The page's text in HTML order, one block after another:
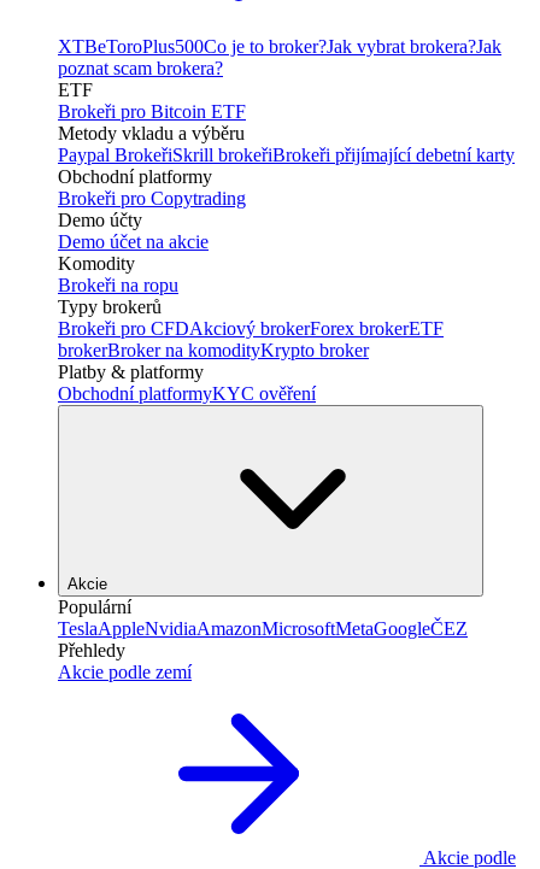
XTBeToroPlus500Co je to broker?Jak vybrat brokera?Jak
poznat scam brokera?
ETF
Brokeři pro Bitcoin ETF
Metody vkladu a výběru
Paypal BrokeřiSkrill brokeřiBrokeři přijímající debetní karty
Obchodní platformy
Brokeři pro Copytrading
Demo účty
Demo účet na akcie
Komodity
Brokeři na ropu
Typy brokerů
Brokeři pro CFDAkciový brokerForex brokerETF
brokerBroker na komodityKrypto broker
Platby & platformy
Obchodní platformyKYC ověření
Akcie
Populární
TeslaAppleNvidiaAmazonMicrosoftMetaGoogleČEZ
Přehledy
Akcie podle zemí
Akcie podle